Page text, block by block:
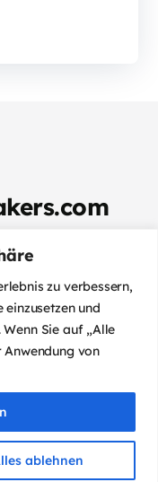
zu verbessern,
und
Sie auf „Alle
von
ablehnen
Deutsch,
rights reserved.
Datenschutz